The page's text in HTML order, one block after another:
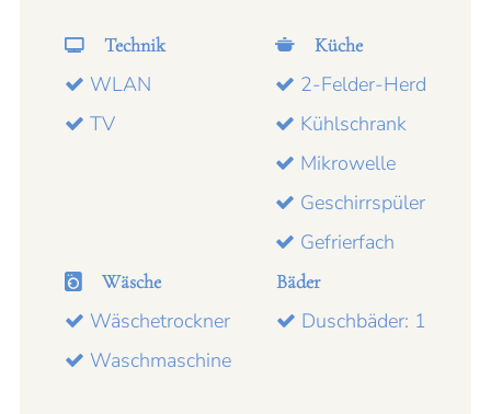
Technik
WLAN
TV
Küche
2-Felder-Herd
Kühlschrank
Mikrowelle
Geschirrspüler
Gefrierfach
Wäsche
Wäschetrockner
Waschmaschine
Bäder
Duschbäder: 1